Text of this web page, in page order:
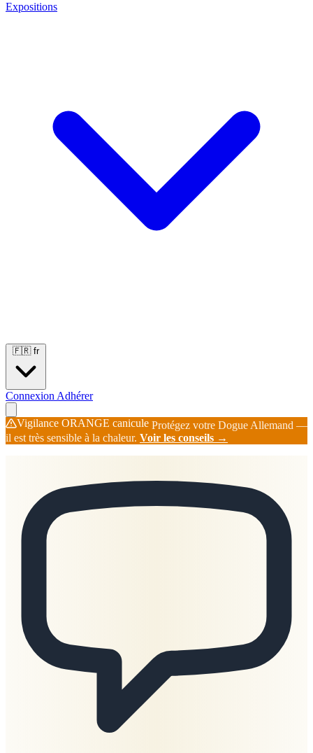
Expositions
🇫🇷 fr
Connexion Adhérer
Vigilance ORANGE canicule Protégez votre Dogue Allemand —
il est très sensible à la chaleur. Voir les conseils →